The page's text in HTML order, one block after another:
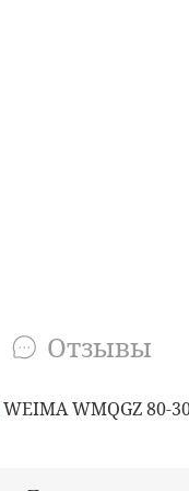
Отзывы
WEIMA WMQGZ 80-